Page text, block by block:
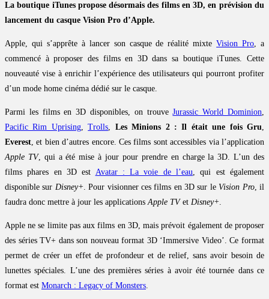
La boutique iTunes propose désormais des films en 3D, en prévision du
lancement du casque Vision Pro d’Apple.
Apple, qui s’apprête à lancer son casque de réalité mixteVision Pro, a
commencé à proposer des films en 3D dans sa boutique iTunes. Cette
nouveauté vise à enrichir l’expérience des utilisateurs qui pourront profiter
d’un mode home cinéma dédié sur le casque.
Parmi les films en 3D disponibles, on trouveJurassic World Dominion,
Pacific Rim Uprising,Trolls, Les Minions 2 : Il était une fois Gru,
Everest, et bien d’autres encore. Ces films sont accessibles via l’application
Apple TV, qui a été mise à jour pour prendre en charge la 3D. L’un des
films phares en 3D est Avatar : La voie de l’eau, qui est également
disponible sur Disney+. Pour visionner ces films en 3D sur le Vision Pro, il
faudra donc mettre à jour les applicationsApple TVet Disney+.
Apple ne se limite pas aux films en 3D, mais prévoit également de proposer
des séries TV+ dans son nouveau format 3D ‘Immersive Video’. Ce format
permet de créer un effet de profondeur et de relief, sans avoir besoin de
lunettes spéciales. L’une des premières séries à avoir été tournée dans ce
format est Monarch : Legacy of Monsters.